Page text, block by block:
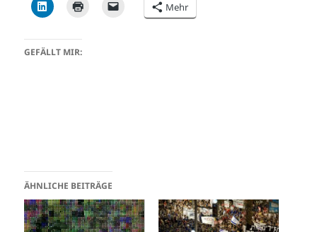
Mehr
GEFÄLLT MIR:
ÄHNLICHE BEITRÄGE